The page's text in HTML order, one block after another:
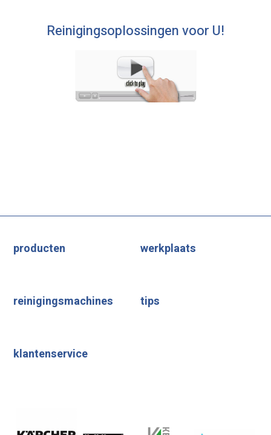
Reinigingsoplossingen voor U!
producten werkplaats
reinigingsmachines tips
klantenservice